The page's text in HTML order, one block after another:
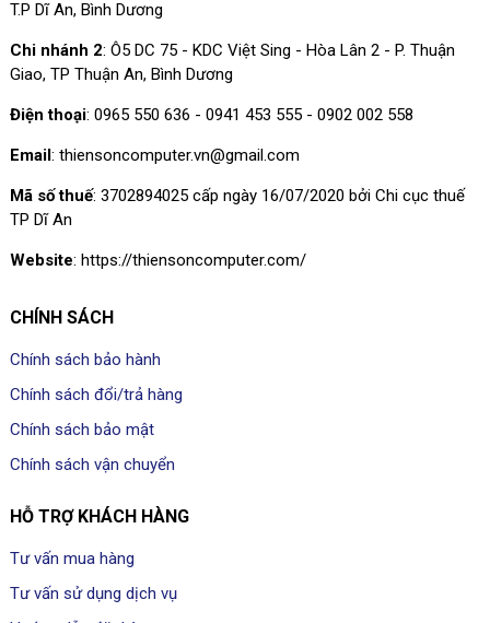
T.P Dĩ An, Bình Dương
Chi nhánh 2: Ô5 DC 75 - KDC Việt Sing - Hòa Lân 2 - P. Thuận
Giao, TP Thuận An, Bình Dương
Điện thoại: 0965 550 636 - 0941 453 555 - 0902 002 558
Email: thiensoncomputer.vn@gmail.com
Mã số thuế: 3702894025 cấp ngày 16/07/2020 bởi Chi cục thuế
TP Dĩ An
Website: https://thiensoncomputer.com/
CHÍNH SÁCH
Chính sách bảo hành
Chính sách đổi/trả hàng
Chính sách bảo mật
Chính sách vận chuyển
HỖ TRỢ KHÁCH HÀNG
Tư vấn mua hàng
Tư vấn sử dụng dịch vụ